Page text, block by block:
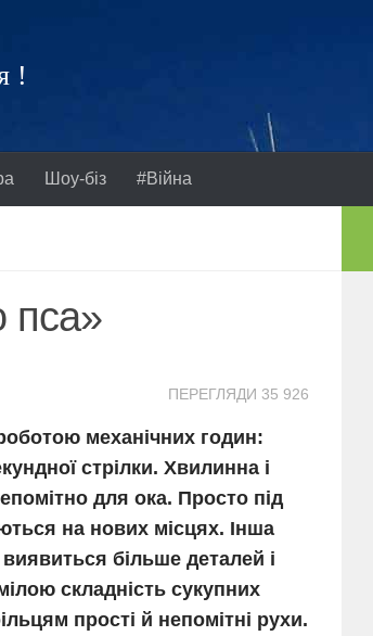
!
Шоу-біз #Війна
пса»
ПЕРЕГЛЯДИ 35 926
механічних годин:
стрілки. Хвилинна і
для ока. Просто під
на нових місцях. Інша
більше деталей і
складність сукупних
прості й непомітні рухи.